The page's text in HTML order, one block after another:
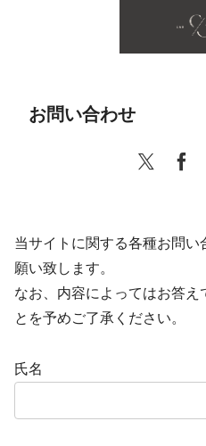
お問い合わせ
当サイトに関する各種お問
願い致します。
なお、内容によってはお答え
とを予めご了承ください。
氏名